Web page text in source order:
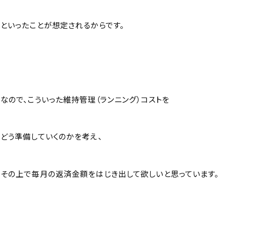
といったことが想定されるからです。
なので、こういった維持管理（ランニング）コストを
どう準備していくのかを考え、
その上で毎月の返済金額をはじき出して欲しいと思っています。